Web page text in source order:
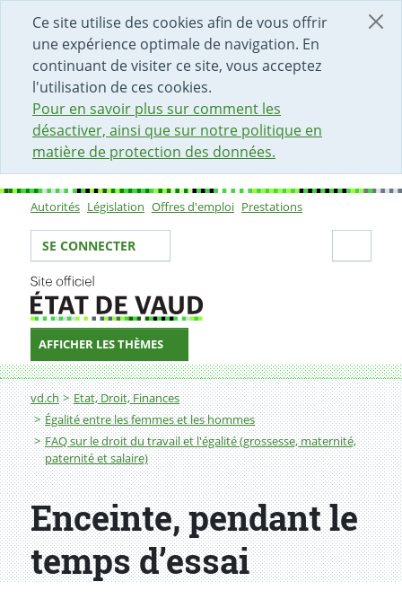
Ce site utilise des cookies afin de vous offrir
une expérience optimale de navigation. En
continuant de visiter ce site, vous acceptez
l'utilisation de ces cookies.
Pour en savoir plus sur comment les
désactiver, ainsi que sur notre politique en
matière de protection des données.
DÉBUT DU CONTENU DE LA PAGE
ACCÈS AU CHAMP DE RECHERCHE
PAGE D'ACCUEIL
FORMULAIRE DE CONTACT
Sous-navigation
Autorités Législation Offres d'emploi Prestations
Votre identité
SE CONNECTER
AFFICHER LES THÈMES
Fil d'Ariane
vd.ch
Etat, Droit, Finances
Égalité entre les femmes et les hommes
FAQ sur le droit du travail et l'égalité (grossesse, maternité,
paternité et salaire)
Enceinte, pendant le temps d’essai
Enceinte, pendant le
temps d’essai